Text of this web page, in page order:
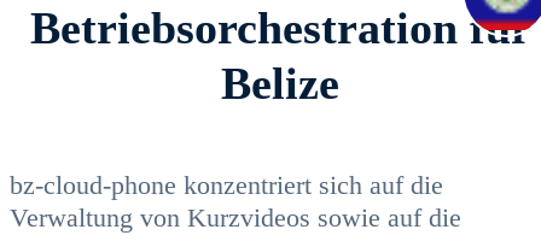
Betriebsorchestration für
Belize
bz-cloud-phone konzentriert sich auf die
Verwaltung von Kurzvideos sowie auf die